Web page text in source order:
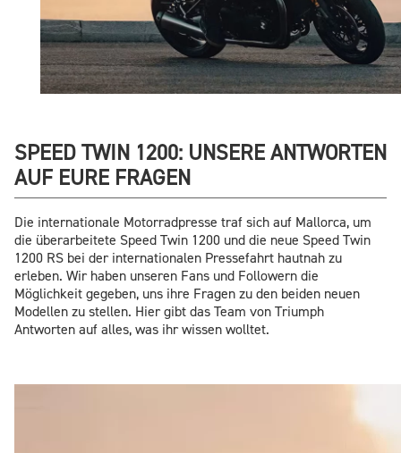
SPEED TWIN 1200: UNSERE ANTWORTEN
AUF EURE FRAGEN
Die internationale Motorradpresse traf sich auf Mallorca, um
die überarbeitete Speed Twin 1200 und die neue Speed Twin
1200 RS bei der internationalen Pressefahrt hautnah zu
erleben. Wir haben unseren Fans und Followern die
Möglichkeit gegeben, uns ihre Fragen zu den beiden neuen
Modellen zu stellen. Hier gibt das Team von Triumph
Antworten auf alles, was ihr wissen wolltet.